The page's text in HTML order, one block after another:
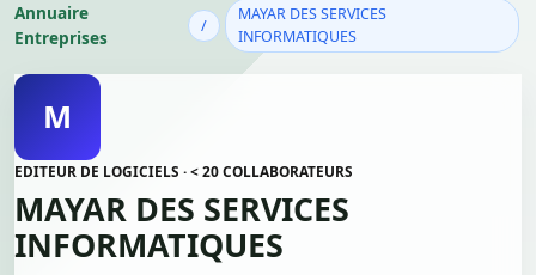
Annuaire
Entreprises
/
MAYAR DES SERVICES
INFORMATIQUES
M
EDITEUR DE LOGICIELS · < 20 COLLABORATEURS
MAYAR DES SERVICES
INFORMATIQUES